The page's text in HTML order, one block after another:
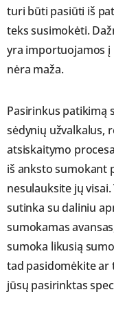
turi būti pasiūti iš
teks susimokėti.
yra importuojamos į
nėra maža.
Pasirinkus patikimą
sėdynių užvalkalus,
atsiskaitymo
iš anksto sumokant
nesulauksite jų
sutinka su daliniu
sumokamas
sumoka likusią
tad pasidomėkite ar
jūsų pasirinktas